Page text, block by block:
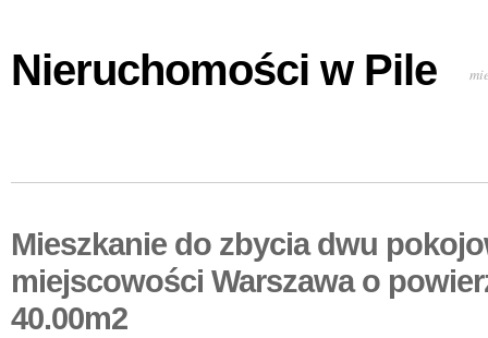
Nieruchomości w Pile
Mieszkanie do zbycia dwu
miejscowości Warszawa o
40.00m2